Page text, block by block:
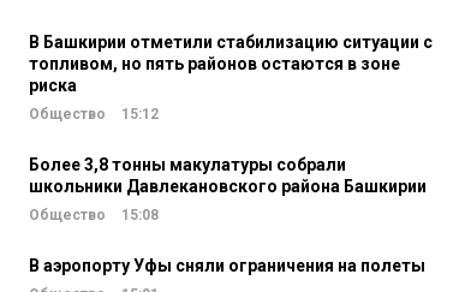
В Башкирии отметили стабилизацию ситуации с
топливом, но пять районов остаются в зоне
риска
Общество 15:12
Более 3,8 тонны макулатуры собрали
школьники Давлекановского района Башкирии
Общество 15:08
В аэропорту Уфы сняли ограничения на полеты